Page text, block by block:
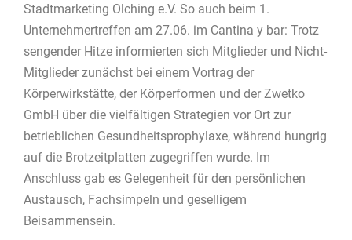
Stadtmarketing Olching e.V. So auch beim 1.
Unternehmertreffen am 27.06. im Cantina y bar: Trotz
sengender Hitze informierten sich Mitglieder und Nicht-
Mitglieder zunächst bei einem Vortrag der
Körperwirkstätte, der Körperformen und der Zwetko
GmbH über die vielfältigen Strategien vor Ort zur
betrieblichen Gesundheitsprophylaxe, während hungrig
auf die Brotzeitplatten zugegriffen wurde. Im
Anschluss gab es Gelegenheit für den persönlichen
Austausch, Fachsimpeln und geselligem
Beisammensein.